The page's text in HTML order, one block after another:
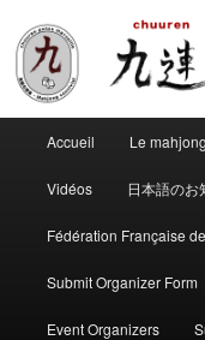
contenu
principalChuuren
convivial
principal
Accueil Le mahjong
Vidéos 日本語のお
Fédération Française
Submit Organizer Form
Event Organizers